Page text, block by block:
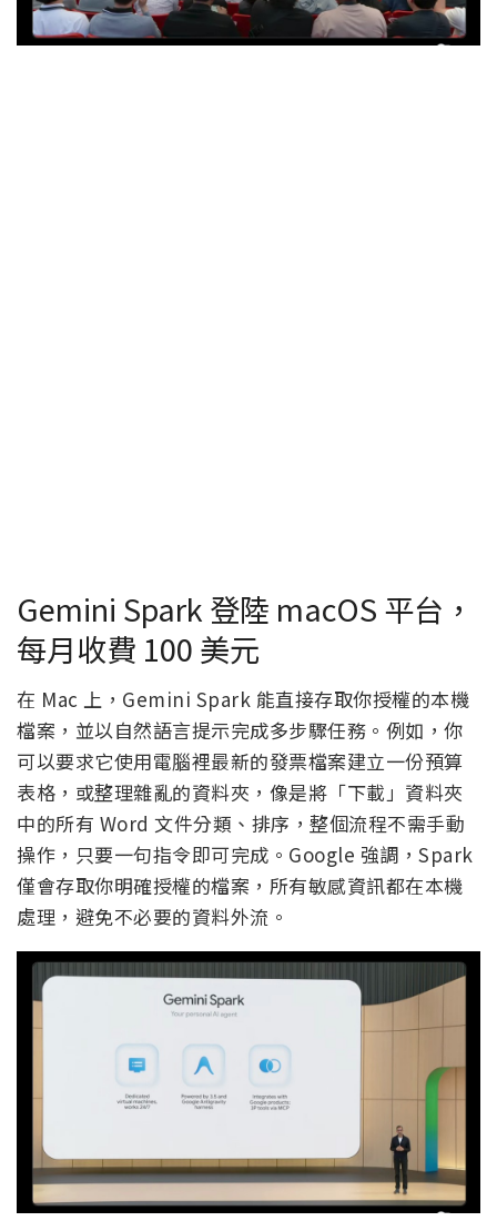
Gemini Spark 登陸 macOS 平台，
每月收費 100 美元
在 Mac 上，Gemini Spark 能直接存取你授權的本機
檔案，並以自然語言提示完成多步驟任務。例如，你
可以要求它使用電腦裡最新的發票檔案建立一份預算
表格，或整理雜亂的資料夾，像是將「下載」資料夾
中的所有 Word 文件分類、排序，整個流程不需手動
操作，只要一句指令即可完成。Google 強調，Spark
僅會存取你明確授權的檔案，所有敏感資訊都在本機
處理，避免不必要的資料外流。